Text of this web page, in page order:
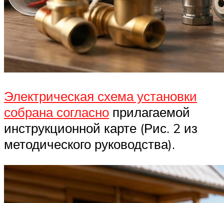
Электрическая схема установки
собрана согласно прилагаемой
инструкционной карте (Рис. 2 из
методического руководства).